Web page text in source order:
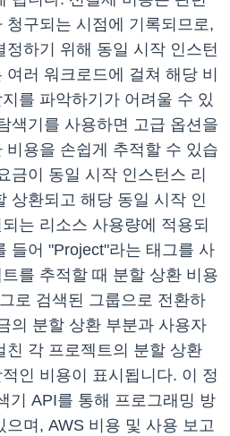
청구되는 시점에 기록되므로,
정하기 위해 동일 시작 인스턴
러 워크로드에 걸쳐 해당 비
를 파악하기가 어려울 수 있
색기를 사용하면 고급 옵션을
비용을 손쉽게 추적할 수 있습
금이 동일 시작 인스턴스 리
상환되고 해당 동일 시작 인
는 리소스 사용량에 적용되
들어 "Project"라는 태그를 사
를 추적할 때 분할 상환 비용
로 검색된 그룹으로 전환하
의 분할 상환 부분과 사용자
친 각 프로젝트의 분할 상환
인 비용이 표시됩니다. 이 정
기 API를 통해 프로그래밍 방
으며, AWS 비용 및 사용 보고